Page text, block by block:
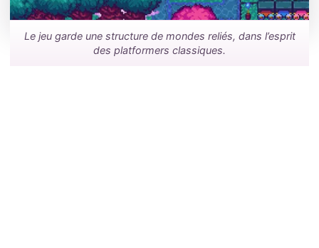
Le jeu garde une structure de mondes reliés, dans l’esprit
des platformers classiques.